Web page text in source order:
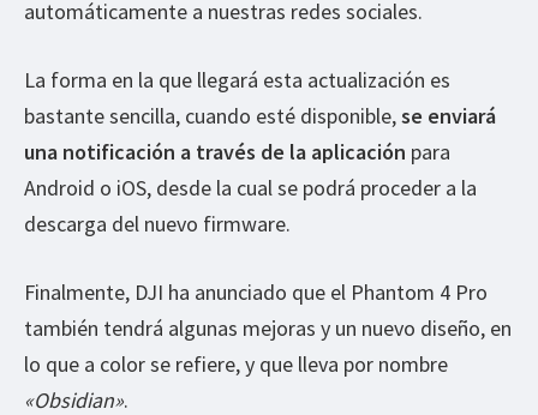
automáticamente a nuestras redes sociales.
La forma en la que llegará esta actualización es
bastante sencilla, cuando esté disponible,se enviará
una notificación a través de la aplicación para
Android o iOS, desde la cual se podrá proceder a la
descarga del nuevo firmware.
Finalmente, DJI ha anunciado que el Phantom 4 Pro
también tendrá algunas mejoras y un nuevo diseño, en
lo que a color se refiere, y que lleva por nombre
«Obsidian».